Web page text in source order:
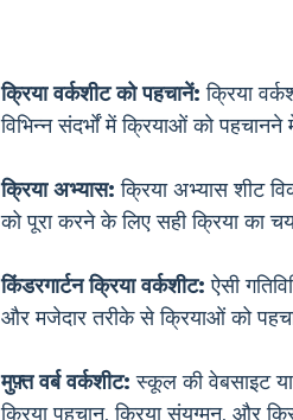
क्रिया वर्कशीट को पहचानें: क्रिया
विभिन्न संदर्भों में क्रियाओं को
क्रिया अभ्यास: क्रिया अभ्यास शीट
को पूरा करने के लिए सही क्रिया का
किंडरगार्टन क्रिया वर्कशीट: ऐसी
और मजेदार तरीके से क्रियाओं को
मुफ़्त वर्ब वर्कशीट: स्कूल की वेबसाइट
क्रिया पहचान, क्रिया संयुग्मन, और